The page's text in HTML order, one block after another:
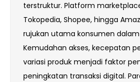
terstruktur. Platform
Tokopedia, Shopee, hingga
rujukan utama konsumen
Kemudahan akses, kecepatan
variasi produk menjadi faktor
peningkatan transaksi digital.